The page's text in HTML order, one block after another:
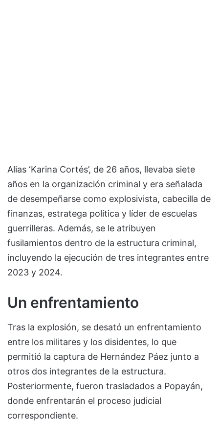
Alias ‘Karina Cortés’, de 26 años, llevaba siete
años en la organización criminal y era señalada
de desempeñarse como explosivista, cabecilla de
finanzas, estratega política y líder de escuelas
guerrilleras. Además, se le atribuyen
fusilamientos dentro de la estructura criminal,
incluyendo la ejecución de tres integrantes entre
2023 y 2024.
Un enfrentamiento
Tras la explosión, se desató un enfrentamiento
entre los militares y los disidentes, lo que
permitió la captura de Hernández Páez junto a
otros dos integrantes de la estructura.
Posteriormente, fueron trasladados a Popayán,
donde enfrentarán el proceso judicial
correspondiente.